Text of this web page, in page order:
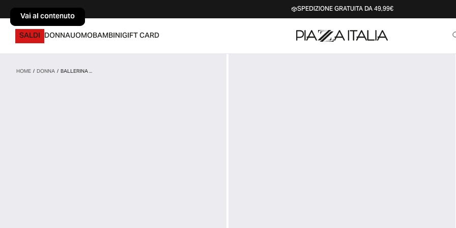
Vai al contenuto SPEDIZIONE GRATUITA DA 49,99€
SALDI DONNAUOMOBAMBINIGIFT CARD
HOME/DONNA/BALLERINA ...
Vai al contenuto